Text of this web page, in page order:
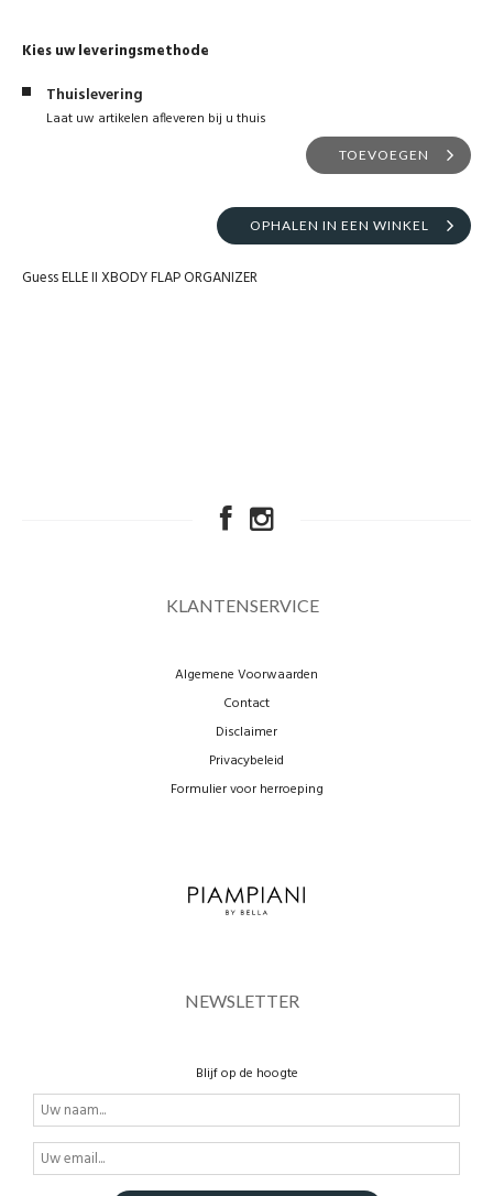
Kies uw leveringsmethode
Thuislevering
Laat uw artikelen afleveren bij u thuis
TOEVOEGEN
OPHALEN IN EEN WINKEL
Guess ELLE II XBODY FLAP ORGANIZER
KLANTENSERVICE
Algemene Voorwaarden
Contact
Disclaimer
Privacybeleid
Formulier voor herroeping
NEWSLETTER
Blijf op de hoogte